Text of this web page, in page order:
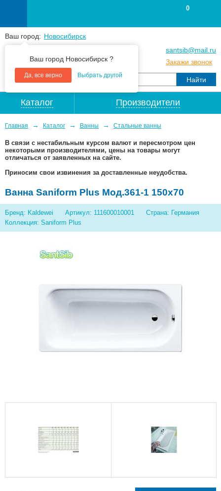
Ваш город: Новосибирск
Ваш город Новосибирск ?
Да, все верно Выбрать другой
+7(383) 213 79 30
santsib@mail.ru
Закажи звонок
0
Каталог Производители
Главная → Каталог → Ванны → Стальные ванны
В связи с нестабильным курсом валют и пересмотром цен
некоторыми производителями, цены на товары могут
отличаться от заявленных на сайте.
Приносим свои извинения за доставленные неудобства.
Ванна Saniform Plus Мод.361-1 150х70
Бренд: Kaldewei Артикул: 111600010001
Страна: Германия
Коллекция: Saniform Plus